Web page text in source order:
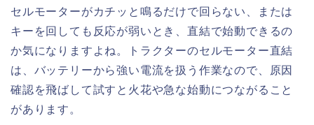
セルモーターがカチッと鳴るだけで回らない、または
キーを回しても反応が弱いとき、直結で始動できるの
か気になりますよね。トラクターのセルモーター直結
は、バッテリーから強い電流を扱う作業なので、原因
確認を飛ばして試すと火花や急な始動につながること
があります。